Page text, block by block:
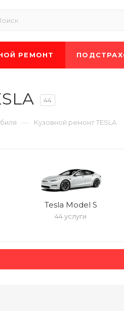
РЕМОНТ
44
— Кузовной ремонт TESLA
Tesla Model S
44 услуги